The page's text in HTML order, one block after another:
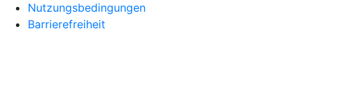
Nutzungsbedingungen
Barrierefreiheit